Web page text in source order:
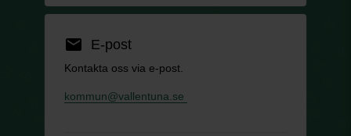
email E-post
Kontakta oss via e-post.
kommun@vallentuna.se